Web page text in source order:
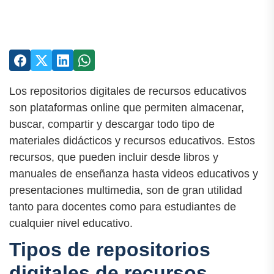
Los repositorios digitales de recursos educativos
son plataformas online que permiten almacenar,
buscar, compartir y descargar todo tipo de
materiales didácticos y recursos educativos. Estos
recursos, que pueden incluir desde libros y
manuales de enseñanza hasta videos educativos y
presentaciones multimedia, son de gran utilidad
tanto para docentes como para estudiantes de
cualquier nivel educativo.
Tipos de repositorios